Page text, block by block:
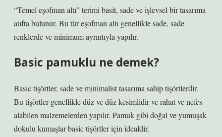
“Temel eşofman altı” terimi basit, sade ve işlevsel bir tasarıma
atıfta bulunur. Bu tür eşofman altı genellikle sade, sade
renklerde ve minimum ayrıntıyla yapılır.
Basic pamuklu ne demek?
Basic tişörtler, sade ve minimalist tasarıma sahip tişörtlerdir.
Bu tişörtler genellikle düz ve düz kesimlidir ve rahat ve nefes
alabilen malzemelerden yapılır. Pamuk gibi doğal ve yumuşak
dokulu kumaşlar basic tişörtler için idealdir.